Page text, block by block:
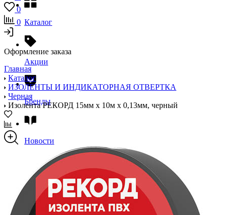
Каталог
Акции
Бренды
Новости
Блог
0
0
Оформление заказа
Главная
Каталог
ИЗОЛЕНТЫ И ИНДИКАТОРНАЯ ОТВЕРТКА
Черная
Изолента РЕКОРД 15мм х 10м х 0,13мм, черный